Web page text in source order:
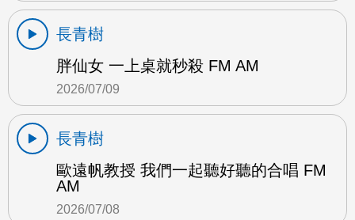
長青樹
胖仙女 一上桌就秒殺 FM AM
2026/07/09
長青樹
歐遠帆教授 我們一起聽好聽的合唱 FM
AM
2026/07/08